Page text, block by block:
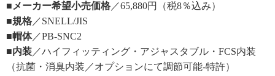
■メーカー希望小売価格 ／65,880円（税8％込み）
■規格 ／SNELL/JIS
■帽体／PB-SNC2
■内装 ／ハイフィッティング・アジャスタブル・FCS内装
（抗菌・消臭内装／オプションにて調節可能‐特許）